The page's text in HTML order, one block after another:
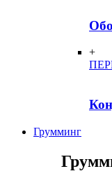
+
Грумминг